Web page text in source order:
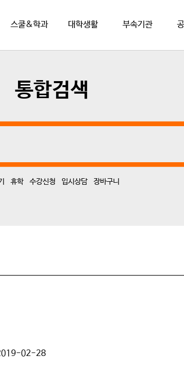
스쿨&학과 대학생활 부속기관
통합검색
휴학 수강신청 입시상담 장바구니
02-28